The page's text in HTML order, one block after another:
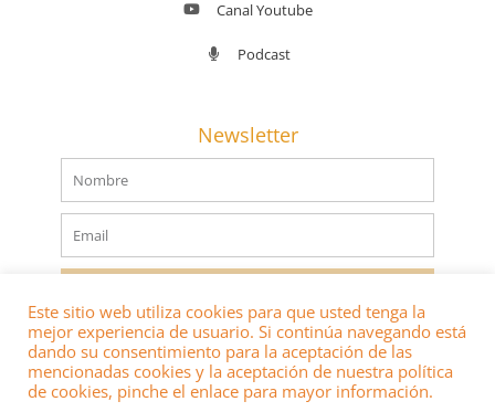
Canal Youtube
Podcast
Newsletter
Nombre
Email
® 2022 DERECHOS RESERVADOS
Este sitio web utiliza cookies para que usted tenga la
mejor experiencia de usuario. Si continúa navegando está
dando su consentimiento para la aceptación de las
mencionadas cookies y la aceptación de nuestra política
de cookies, pinche el enlace para mayor información.